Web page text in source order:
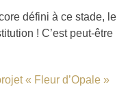
défini à ce stade, le
! C’est peut-être
« Fleur d’Opale »